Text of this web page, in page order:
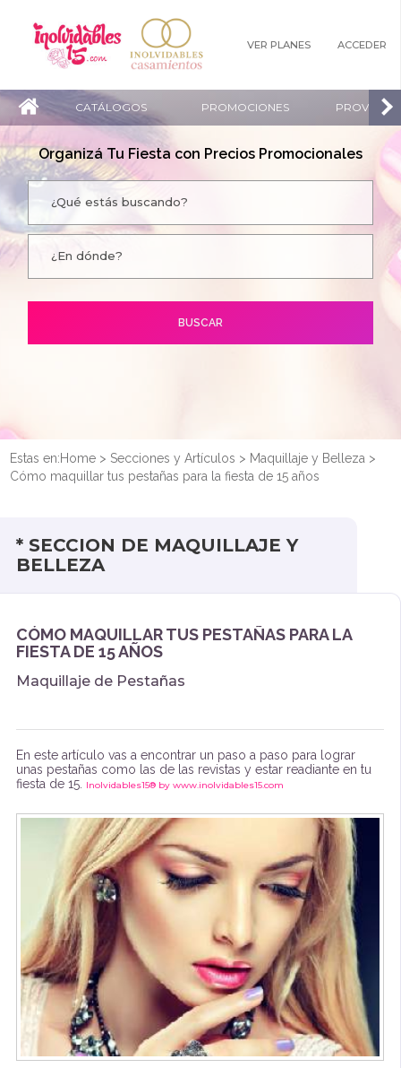
VER PLANES ACCEDER
CATÁLOGOS PROMOCIONES
Organizá Tu Fiesta con Precios Promocionales
Estas en:Home > Secciones y Artículos > Maquillaje y Belleza >
Cómo maquillar tus pestañas para la fiesta de 15 años
* SECCION DE MAQUILLAJE Y
BELLEZA
CÓMO MAQUILLAR TUS PESTAÑAS PARA LA
FIESTA DE 15 AÑOS
Maquillaje de Pestañas
En este artículo vas a encontrar un paso a paso para lograr
unas pestañas como las de las revistas y estar readiante en tu
fiesta de 15. Inolvidables15® by www.inolvidables15.com